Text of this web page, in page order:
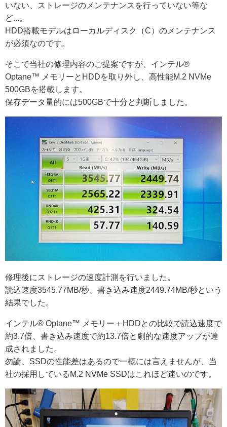
いない、ストレージのメンテナンスを行っていない等な
ど...。
HDD搭載モデルはローカルディスク（C）のメンテナンス
が必須なのです。
そこで当社の修理内容のご提案ですが、インテル®
Optane™ メモリーとHDDを取り外し、高性能M.2 NVMe
500GBを搭載します。
保存データ量的には500GBで十分と判断しました。
修理後にストレージの速度計測を行いました。
読込速度3545.77MB/秒、書き込み速度2449.74MB/秒という
結果でした。
インテル® Optane™ メモリー＋HDDとの比較で読込速度で
約3.7倍、書き込み速度で約13.7倍と劇的な速度アップが達
成されました。
勿論、SSDの性能差はあるので一概には言えませんが、当
社の採用しているM.2 NVMe SSDはこれほど速いのです。